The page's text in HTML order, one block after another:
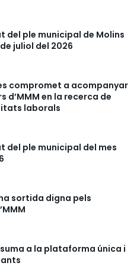
del ple municipal de Molins
juliol del 2026
compromet a acompanyar
d’MMM en la recerca de
laborals
del ple municipal del mes
sortida digna pels
a la plataforma única i